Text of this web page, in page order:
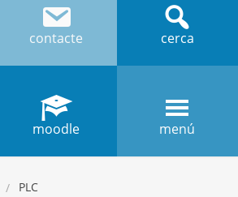
contacte cerca
moodle menú
PLC